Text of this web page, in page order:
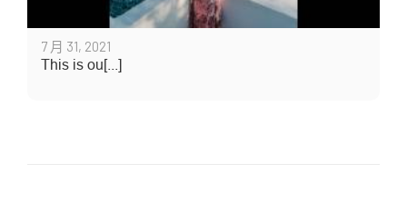
7 月 31, 2021
This is ou[...]